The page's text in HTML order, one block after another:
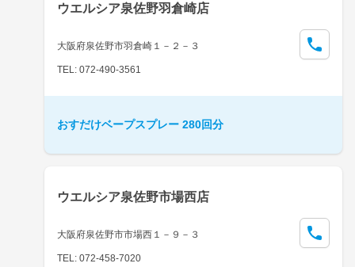
ウエルシア泉佐野羽倉崎店
大阪府泉佐野市羽倉崎１－２－３
TEL: 072-490-3561
おすだけベープスプレー 280回分
ウエルシア泉佐野市場西店
大阪府泉佐野市市場西１－９－３
TEL: 072-458-7020